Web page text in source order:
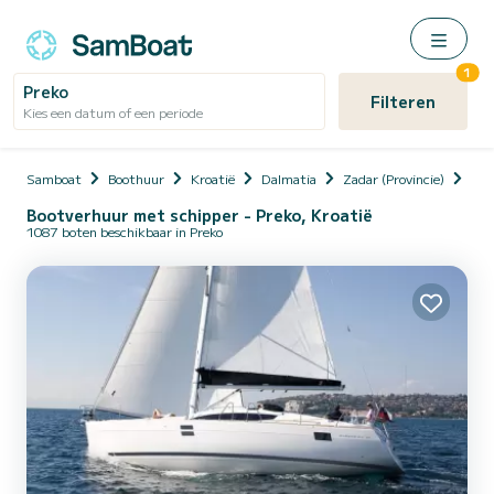
Preko
Kies een datum of een periode Filteren
1
Samboat Boothuur Kroatië Dalmatia Zadar (Provincie)
Bootverhuur met schipper - Preko, Kroatië
1087 boten beschikbaar in Preko